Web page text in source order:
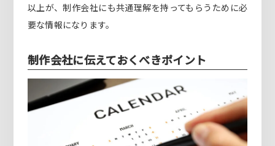
以上が、制作会社にも共通理解を持ってもらうために必
要な情報になります。
制作会社に伝えておくべきポイント